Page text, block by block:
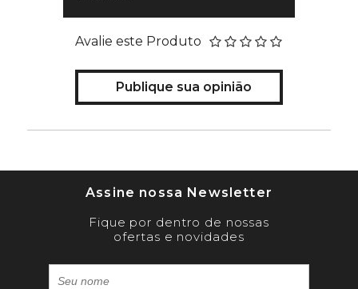
Avalie este Produto
Publique sua opinião
Assine nossa Newsletter
Fique por dentro de nossas
ofertas e novidades